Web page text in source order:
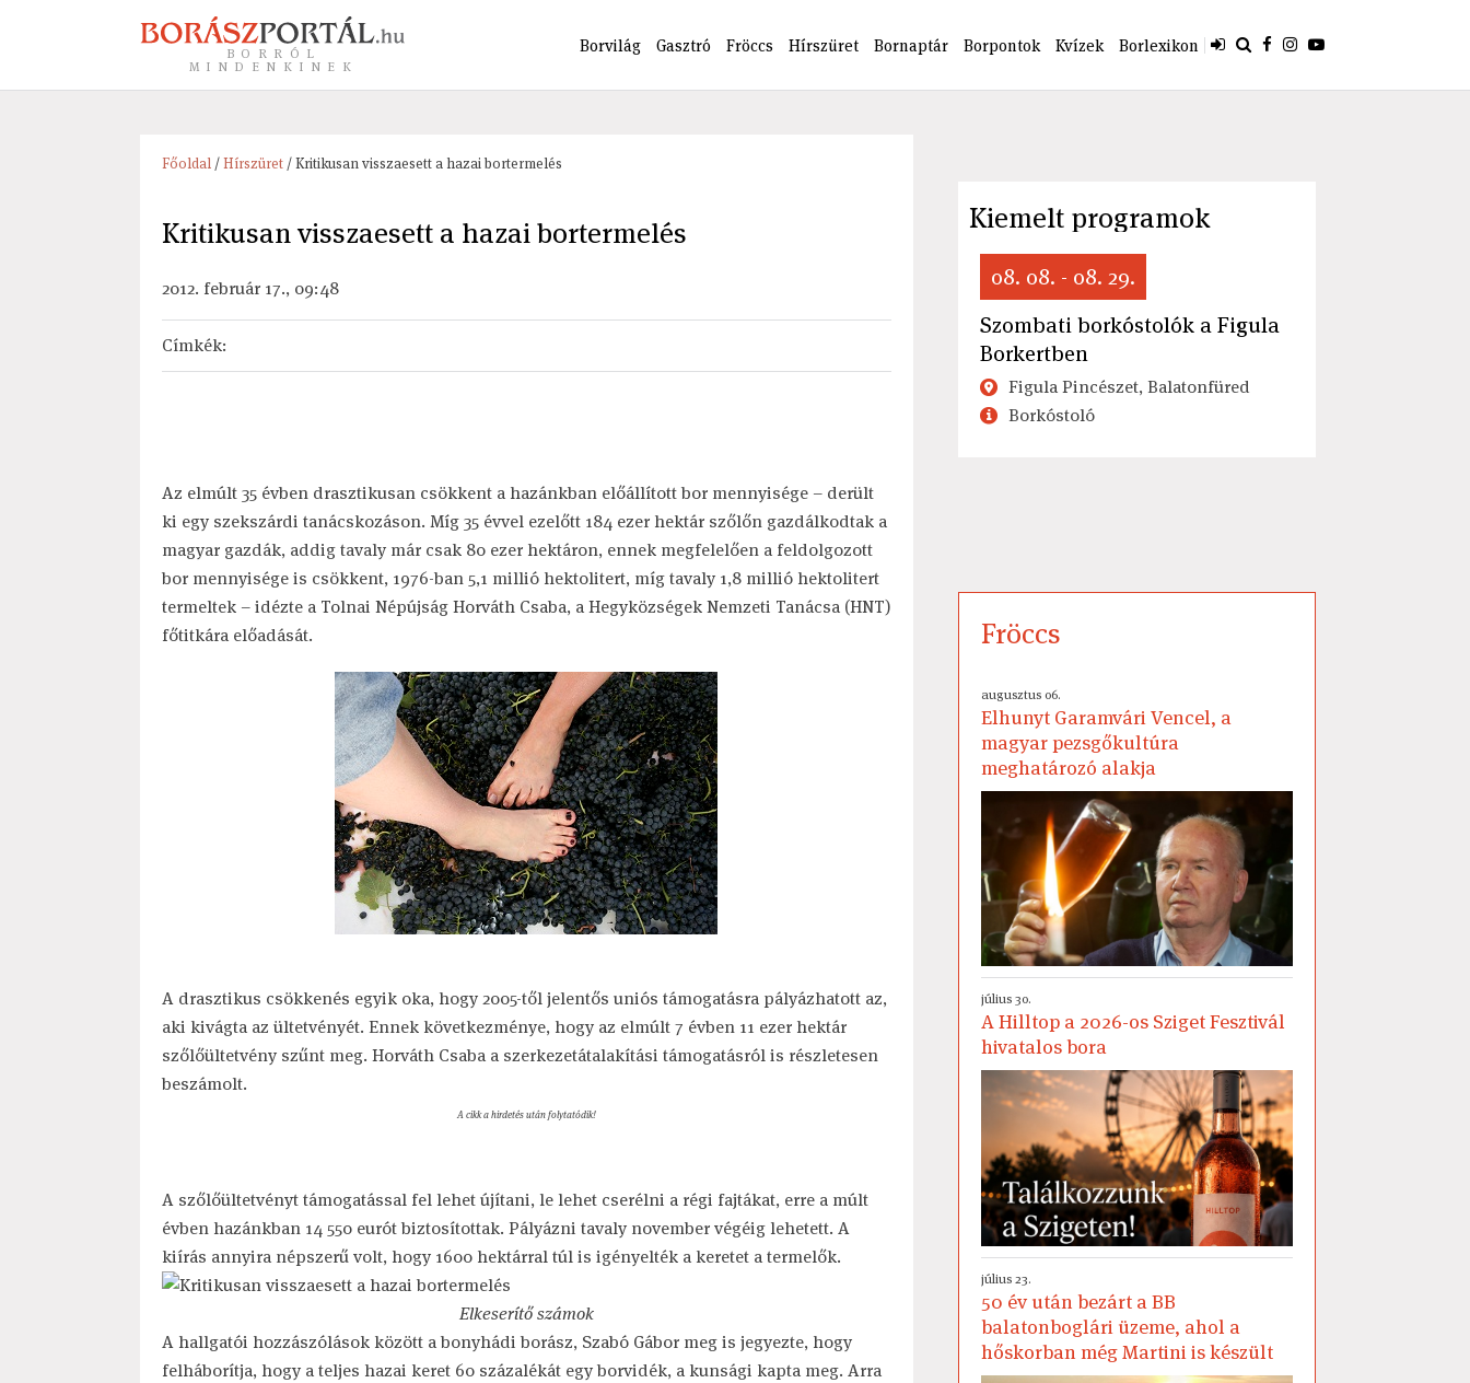
BORRÓL
MINDENKINEK
Borvilág Gasztró Fröccs Hírszüret Bornaptár Borpontok Kvízek Borlexikon
Főoldal/Hírszüret/ Kritikusan visszaesett a hazai bortermelés
Kritikusan visszaesett a hazai bortermelés
2012. február 17., 09:48
Címkék:
Az elmúlt 35 évben drasztikusan csökkent a hazánkban előállított bor mennyisége – derült
ki egy szekszárdi tanácskozáson. Míg 35 évvel ezelőtt 184 ezer hektár szőlőn gazdálkodtak a
magyar gazdák, addig tavaly már csak 80 ezer hektáron, ennek megfelelően a feldolgozott
bor mennyisége is csökkent, 1976-ban 5,1 millió hektolitert, míg tavaly 1,8 millió hektolitert
termeltek – idézte a Tolnai Népújság Horváth Csaba, a Hegyközségek Nemzeti Tanácsa (HNT)
főtitkára előadását.
A drasztikus csökkenés egyik oka, hogy 2005-től jelentős uniós támogatásra pályázhatott az,
aki kivágta az ültetvényét. Ennek következménye, hogy az elmúlt 7 évben 11 ezer hektár
szőlőültetvény szűnt meg. Horváth Csaba a szerkezetátalakítási támogatásról is részletesen
beszámolt.
A cikk a hirdetés után folytatódik!
A szőlőültetvényt támogatással fel lehet újítani, le lehet cserélni a régi fajtákat, erre a múlt
évben hazánkban 14 550 eurót biztosítottak. Pályázni tavaly november végéig lehetett. A
kiírás annyira népszerű volt, hogy 1600 hektárral túl is igényelték a keretet a termelők.
Elkeserítő számok
A hallgatói hozzászólások között a bonyhádi borász, Szabó Gábor meg is jegyezte, hogy
felháborítja, hogy a teljes hazai keret 60 százalékát egy borvidék, a kunsági kapta meg. Arra
Kiemelt programok
08. 08. - 08. 29.
Szombati borkóstolók a Figula
Borkertben
Figula Pincészet, Balatonfüred
Borkóstoló
Fröccs
augusztus 06.
Elhunyt Garamvári Vencel, a
magyar pezsgőkultúra
meghatározó alakja
július 30.
A Hilltop a 2026-os Sziget Fesztivál
hivatalos bora
július 23.
50 év után bezárt a BB
balatonboglári üzeme, ahol a
hőskorban még Martini is készült